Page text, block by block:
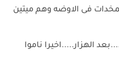
فى الاوضه وهم ميتين
الهزار.....اخيرا ناموا